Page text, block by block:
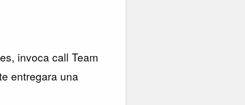
invoca call Team
entregara una